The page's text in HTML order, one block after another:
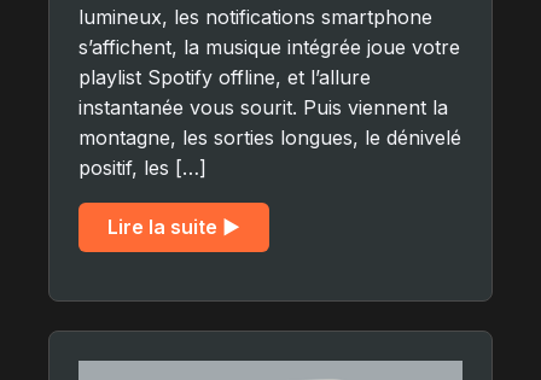
lumineux, les notifications smartphone
s’affichent, la musique intégrée joue votre
playlist Spotify offline, et l’allure
instantanée vous sourit. Puis viennent la
montagne, les sorties longues, le dénivelé
positif, les […]
Lire la suite ▶︎